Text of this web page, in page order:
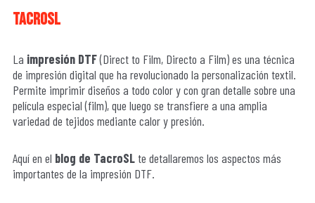
tacrosl
La impresión DTF(Direct to Film, Directo a Film) es una técnica
de impresión digital que ha revolucionado la personalización textil.
Permite imprimir diseños a todo color y con gran detalle sobre una
película especial (film), que luego se transfiere a una amplia
variedad de tejidos mediante calor y presión.
Aquí en el blog de TacroSLte detallaremos los aspectos más
importantes de la impresión DTF.